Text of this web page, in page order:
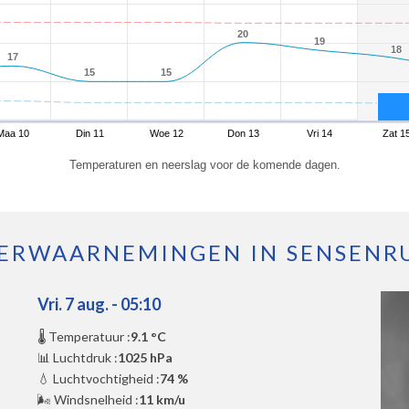
17
17
15
15 15
15
20
20
19
19
18
18
10 Din 11 Woe 12 Don 13 Vri 14 Zat
Temperaturen en neerslag voor de komende dagen.
IN
Vri. 7 aug. - 05:10
🌡️ Temperatuur :9.1 °C
📊 Luchtdruk :1025 hPa
💧 Luchtvochtigheid :74 %
🌬️ Windsnelheid :11 km/u